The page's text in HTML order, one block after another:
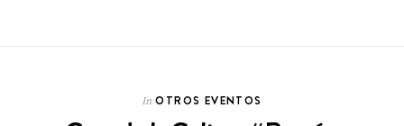
In OTROS EVENTOS